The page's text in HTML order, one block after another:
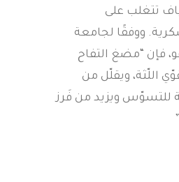
تتغلب على
ووفقًا لجامعة
فإن “مضغ التفاح
اللّثة، ويقلّل من
للتسوّس ويزيد من فَرز